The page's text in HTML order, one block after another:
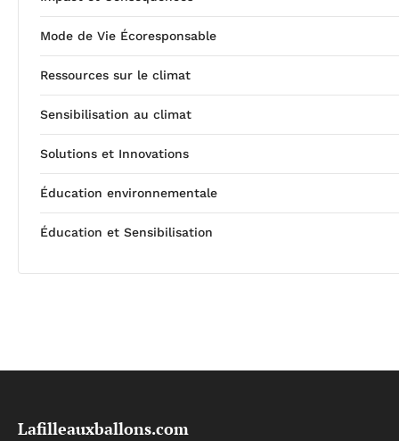
Mode de Vie Écoresponsable
Ressources sur le climat
Sensibilisation au climat
Solutions et Innovations
Éducation environnementale
Éducation et Sensibilisation
Lafilleauxballons.com